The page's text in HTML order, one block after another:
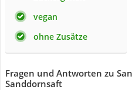
vegan
ohne Zusätze
Fragen und Antworten zu
Sanddornsaft